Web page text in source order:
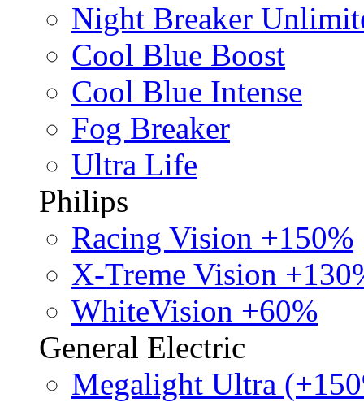
Night Breaker
Cool Blue Boost
Cool Blue Intense
Fog Breaker
Ultra Life
Philips
Racing Vision +150%
X-Treme Vision
WhiteVision +60%
General Electric
Megalight Ultra